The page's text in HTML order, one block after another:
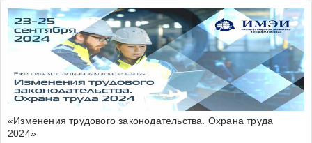
«Изменения трудового законодательства. Охрана труда
2024»